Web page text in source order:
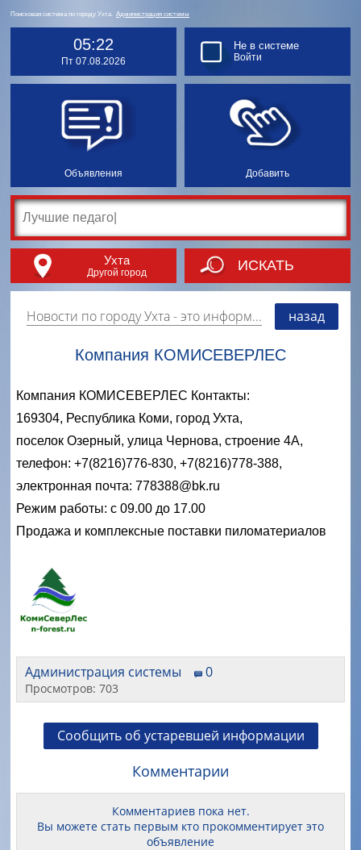
Поисковая система по городу Ухта. Администрация системы
05:22
Пт 07.08.2026
Объявления Добавить
Не в системе
Войти
Ухта
Другой город ИСКАТЬ
Новости по городу Ухта- это информация о событиях, мероприятиях и торгово-коммерческой деятельности города. Страницу наполняют платные и бесплатные объявления, имеющие функцию "поднятия вверх списка". назад
Компания КОМИСЕВЕРЛЕС
Компания КОМИСЕВЕРЛЕС Контакты:
169304, Республика Коми, город Ухта,
поселок Озерный, улица Чернова, строение 4А,
телефон: +7(8216)776-830, +7(8216)778-388,
электронная почта: 778388@bk.ru
Режим работы: с 09.00 до 17.00
Продажа и комплексные поставки пиломатериалов
Администрация системы 0
Просмотров: 703
Сообщить об устаревшей информации
Комментарии
Комментариев пока нет.
Вы можете стать первым кто прокомментирует это
объявление